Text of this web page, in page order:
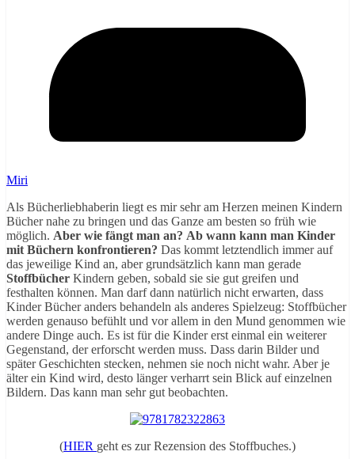
Miri
Als Bücherliebhaberin liegt es mir sehr am Herzen meinen Kindern
Bücher nahe zu bringen und das Ganze am besten so früh wie
möglich. Aber wie fängt man an? Ab wann kann man Kinder
mit Büchern konfrontieren? Das kommt letztendlich immer auf
das jeweilige Kind an, aber grundsätzlich kann man gerade
Stoffbücher Kindern geben, sobald sie sie gut greifen und
festhalten können. Man darf dann natürlich nicht erwarten, dass
Kinder Bücher anders behandeln als anderes Spielzeug: Stoffbücher
werden genauso befühlt und vor allem in den Mund genommen wie
andere Dinge auch. Es ist für die Kinder erst einmal ein weiterer
Gegenstand, der erforscht werden muss. Dass darin Bilder und
später Geschichten stecken, nehmen sie noch nicht wahr. Aber je
älter ein Kind wird, desto länger verharrt sein Blick auf einzelnen
Bildern. Das kann man sehr gut beobachten.
(HIER geht es zur Rezension des Stoffbuches.)